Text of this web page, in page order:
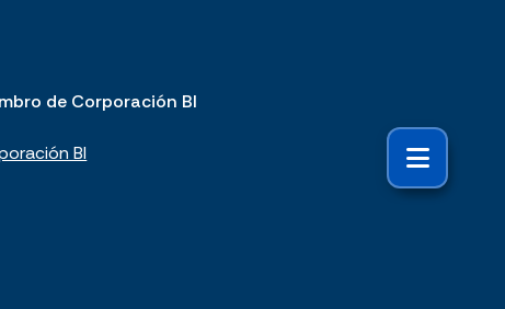
de Corporación BI
BI